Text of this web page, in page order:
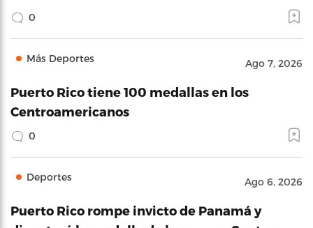
0
Más Deportes Ago 7, 2026
Puerto Rico tiene 100 medallas en los
Centroamericanos
0
Deportes Ago 6, 2026
Puerto Rico rompe invicto de Panamá y